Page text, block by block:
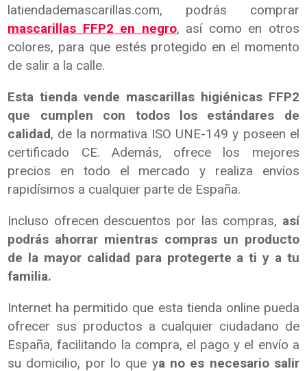
latiendademascarillas.com, podrás comprar
mascarillas FFP2 en negro, así como en otros
colores, para que estés protegido en el momento
de salir a la calle.
Esta tienda vende mascarillas higiénicas FFP2
que cumplen con todos los estándares de
calidad, de la normativa ISO UNE-149 y poseen el
certificado CE. Además, ofrece los mejores
precios en todo el mercado y realiza envíos
rapidísimos a cualquier parte de España.
Incluso ofrecen descuentos por las compras, así
podrás ahorrar mientras compras un producto
de la mayor calidad para protegerte a ti y a tu
familia.
Internet ha permitido que esta tienda online pueda
ofrecer sus productos a cualquier ciudadano de
España, facilitando la compra, el pago y el envío a
su domicilio, por lo que ya no es necesario salir